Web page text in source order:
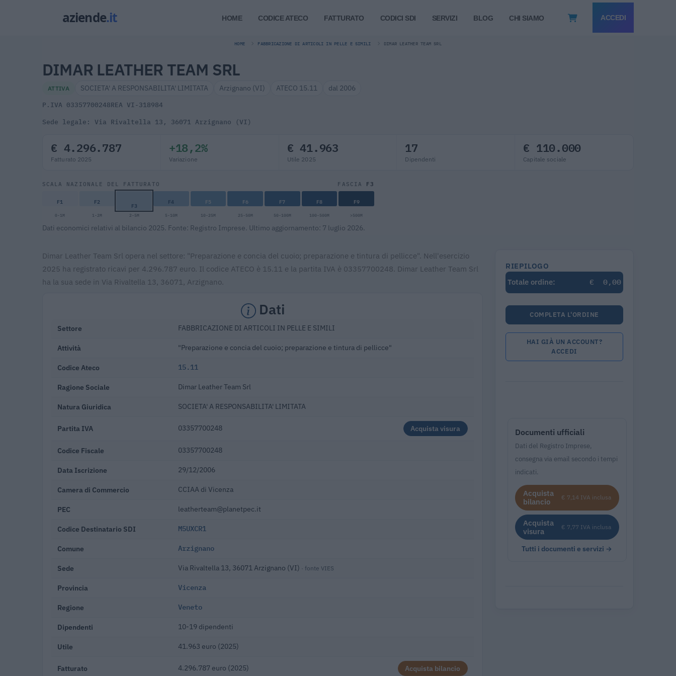
HOME CODICE ATECO FATTURATO CODICI SDI SERVIZI BLOG CHI SIAMO ACCEDI
HOME FABBRICAZIONE DI ARTICOLI IN PELLE E SIMILI DIMAR LEATHER TEAM SRL
DIMAR LEATHER TEAM SRL
ATTIVA SOCIETA' A RESPONSABILITA' LIMITATA Arzignano (VI) ATECO 15.11 dal 2006
P.IVA 03357700248REA VI-318984
Sede legale: Via Rivaltella 13, 36071 Arzignano (VI)
€ 4.296.787
Fatturato 2025
+18,2%
Variazione
€ 41.963
Utile 2025
17
Dipendenti
€ 110.000
Capitale sociale
SCALA NAZIONALE DEL FATTURATO FASCIA F3
F1 F2 F3 F4 F5 F6 F7 F8 F9
0-1M 1-2M 2-5M 5-10M 10-25M 25-50M 50-100M 100-500M >500M
Dati economici relativi al bilancio 2025. Fonte: Registro Imprese. Ultimo aggiornamento: 7 luglio 2026.
Dimar Leather Team Srl opera nel settore: "Preparazione e concia del cuoio; preparazione e tintura di pellicce". Nell'esercizio
2025 ha registrato ricavi per 4.296.787 euro. Il codice ATECO è 15.11 e la partita IVA è 03357700248. Dimar Leather Team Srl
ha la sua sede in Via Rivaltella 13, 36071, Arzignano.
Dati
Settore FABBRICAZIONE DI ARTICOLI IN PELLE E SIMILI
Attività "Preparazione e concia del cuoio; preparazione e tintura di pellicce"
Codice Ateco 15.11
Ragione Sociale Dimar Leather Team Srl
Natura Giuridica SOCIETA' A RESPONSABILITA' LIMITATA
Partita IVA 03357700248 Acquista visura
Codice Fiscale 03357700248
Data Iscrizione 29/12/2006
Camera di Commercio CCIAA di Vicenza
PEC leatherteam@planetpec.it
Codice Destinatario SDI M5UXCR1
Comune Arzignano
Sede Via Rivaltella 13, 36071 Arzignano (VI) · fonte VIES
Provincia Vicenza
Regione Veneto
Dipendenti 10-19 dipendenti
Utile 41.963 euro (2025)
Fatturato 4.296.787 euro (2025) Acquista bilancio
RIEPILOGO
Totale ordine:
€ 0,00
COMPLETA L'ORDINE
HAI GIÀ UN ACCOUNT?
ACCEDI
Documenti ufficiali
Dati del Registro Imprese,
consegna via email secondo i tempi
indicati.
Acquista
bilancio
€ 7,14 IVA inclusa
Acquista
visura
€ 7,77 IVA inclusa
Tutti i documenti e servizi →